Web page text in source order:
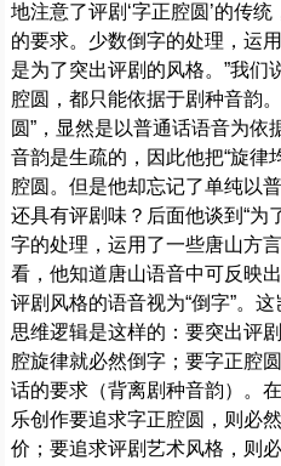
地注意了评剧‘字正腔圆’的传
的要求。少数倒字的处理，运
是为了突出评剧的风格。”我们
腔圆，都只能依据于剧种音韵
圆”，显然是以普通话语音为依
音韵是生疏的，因此他把“旋律
腔圆。但是他却忘记了单纯以
还具有评剧味？后面他谈到“为
字的处理，运用了一些唐山方
看，他知道唐山语音中可反映
评剧风格的语音视为“倒字”。
思维逻辑是这样的：要突出评
腔旋律就必然倒字；要字正腔
话的要求（背离剧种音韵）。
乐创作要追求字正腔圆，则必
价；要追求评剧艺术风格，则